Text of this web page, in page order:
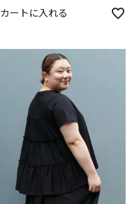
カートに入れる